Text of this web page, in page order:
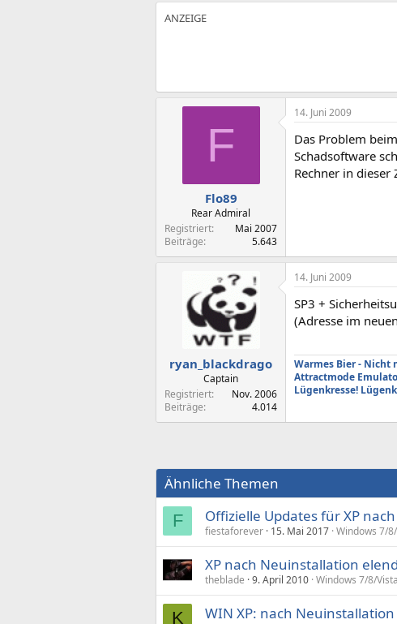
F
Flo89
Rear Admiral
Registriert
Mai 2007
Beiträge
5.643
14. Juni 2009
Das Problem
Schadsoftware
Rechner in
ryan_blackdrago
Captain
Registriert
Nov. 2006
Beiträge
4.014
14. Juni 2009
SP3 +
(Adresse im
Warmes Bier - Nicht
Attractmode
Lügenkresse!
Ähnliche Themen
F Offizielle Updates für XP
fiestaforever 15. Mai 2017 Windows 7/
XP nach Neuinstallation
theblade 9. April 2010 Windows 7/8/
K
WIN XP: nach